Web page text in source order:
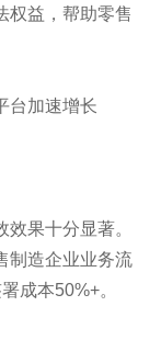
权益，帮助零售
果十分显著。
制造企业业务流
成本50%+。